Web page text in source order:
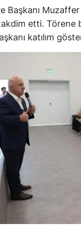
İzmir
Başkanı Muzaffer
etti. Törene
katılım